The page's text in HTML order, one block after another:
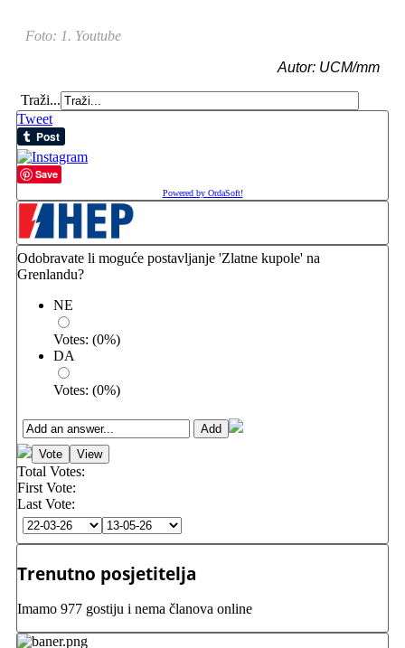
Foto: 1. Youtube
Autor: UCM/mm
Traži...
Tweet
Save
Powered by OrdaSoft!
Odobravate li moguće postavljanje 'Zlatne kupole' na
Grenlandu?
NE
Votes: (0%)
DA
Votes: (0%)
Total Votes:
First Vote:
Last Vote:
Trenutno posjetitelja
Imamo 977 gostiju i nema članova online